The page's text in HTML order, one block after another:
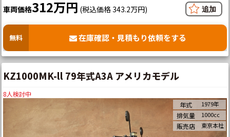
車両価格312万円 (税込価格 343.2万円)
無料 在庫確認・見積もり依頼をする
KZ1000MK-ll 79年式A3A アメリカモデル
8人検討中
年式 1979年
排気量 1000cc
販売店 東京本社